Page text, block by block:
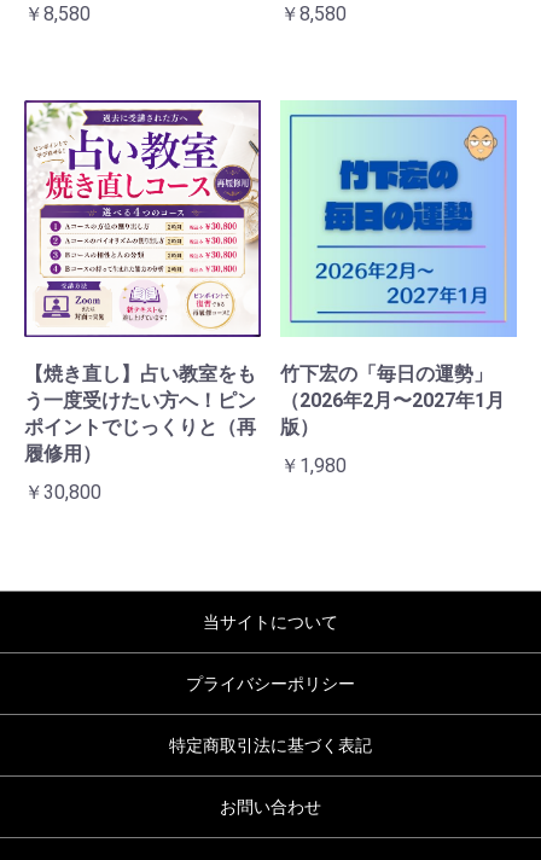
￥8,580
￥8,580
【焼き直し】占い教室をも
う一度受けたい方へ！ピン
ポイントでじっくりと（再
履修用）
￥30,800
竹下宏の「毎日の運勢」
（2026年2月〜2027年1月
版）
￥1,980
当サイトについて
プライバシーポリシー
特定商取引法に基づく表記
お問い合わせ